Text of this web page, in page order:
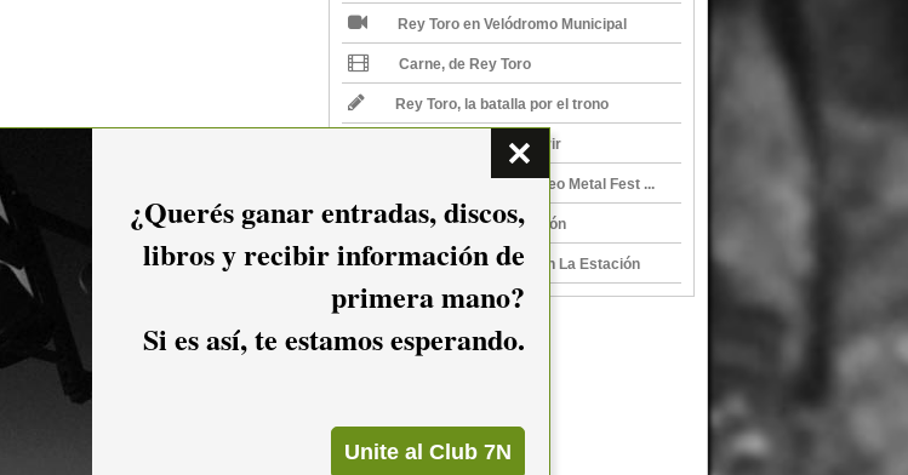
Rey Toro en Velódromo Municipal
Carne, de Rey Toro
Rey Toro, la batalla por el trono
Rey Toro, seguir a morir
Rey Toro en Montevideo Metal Fest ...
Rey Toro en La Estación
Rey Toro - OConnor en La Estación
¿Querés ganar entradas, discos,
libros y recibir información de
primera mano?
Si es así, te estamos esperando.